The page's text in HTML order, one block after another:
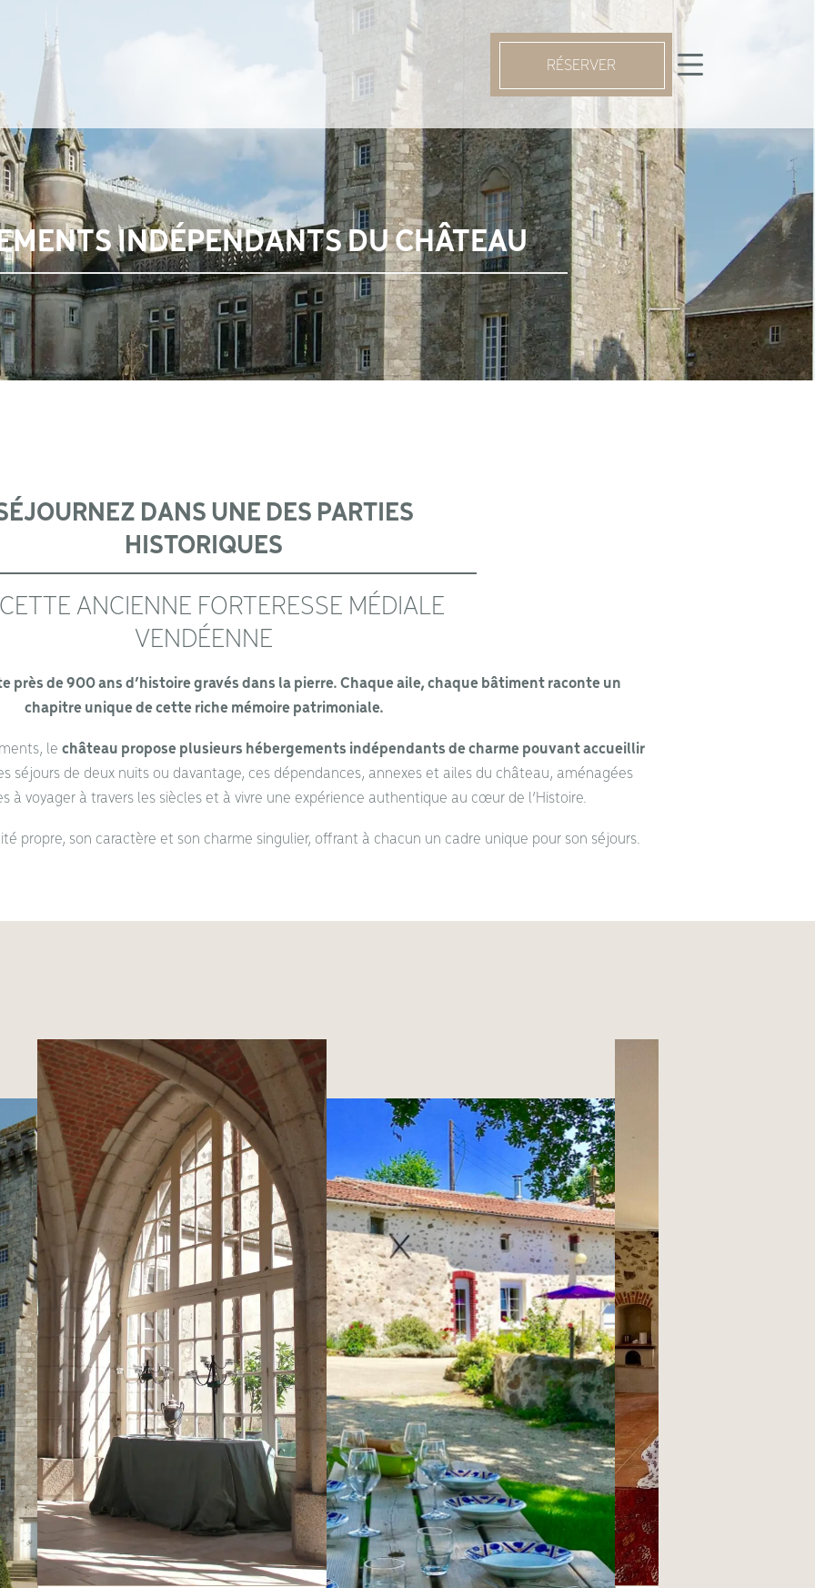
RÉSERVER
INDÉPENDANTS DU CHÂTEAU
DANS UNE DES PARTIES
HISTORIQUES
ANCIENNE FORTERESSE MÉDIALE
VENDÉENNE
près de 900 ans d’histoire gravés dans la pierre. Chaque aile, chaque bâtiment raconte un
chapitre unique de cette riche mémoire patrimoniale.
le château propose plusieurs hébergements indépendants de charme pouvant accueillir
séjours de deux nuits ou davantage, ces dépendances, annexes et ailes du château, aménagées
à voyager à travers les siècles et à vivre une expérience authentique au cœur de l’Histoire.
propre, son caractère et son charme singulier, offrant à chacun un cadre unique pour son séjours.